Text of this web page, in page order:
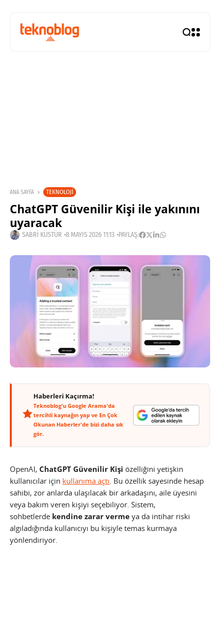
ANA SAYFA TEKNOLOJI
ChatGPT Güvenilir Kişi ile yakınını
uyaracak
SABRI KÜSTÜR 8 MAYIS 2026 11:13 PAYLAŞ:
Haberleri Kaçırma!
Teknoblog'u Google Arama'da
tercihli kaynağın yap ve En Çok
Okunan Haberler'de bizi daha sık
gör.
OpenAI, ChatGPT Güvenilir Kişi özelliğini yetişkin
kullanıcılar için kullanıma açtı. Bu özellik sayesinde hesap
sahibi, zor anlarda ulaşılacak bir arkadaşını, aile üyesini
veya bakım veren kişiyi seçebiliyor. Sistem,
sohbetlerde kendine zarar verme ya da intihar riski
algıladığında kullanıcıyı bu kişiyle temas kurmaya
yönlendiriyor.